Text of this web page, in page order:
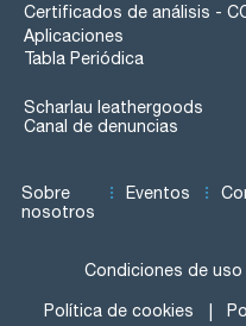
Certificados de análisis -
Aplicaciones
Tabla Periódica
Scharlau leathergoods
Canal de denuncias
Sobre
nosotros
Eventos
Condiciones de uso
Política de cookies